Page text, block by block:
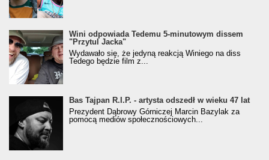
Wini odpowiada Tedemu 5-minutowym dissem
"Przytul Jacka"
Wydawało się, że jedyną reakcją Winiego na diss
Tedego będzie film z...
Bas Tajpan R.I.P. - artysta odszedł w wieku 47 lat
Prezydent Dąbrowy Górniczej Marcin Bazylak za
pomocą mediów społecznościowych...